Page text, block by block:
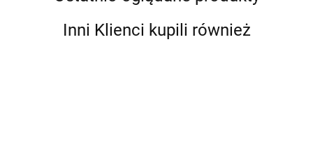
Inni Klienci kupili również